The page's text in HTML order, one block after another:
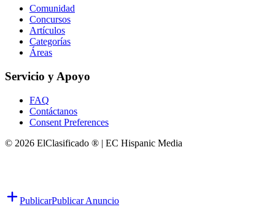
Comunidad
Concursos
Artículos
Categorías
Áreas
Servicio y Apoyo
FAQ
Contáctanos
Consent Preferences
© 2026 ElClasificado ® | EC Hispanic Media
PublicarPublicar Anuncio